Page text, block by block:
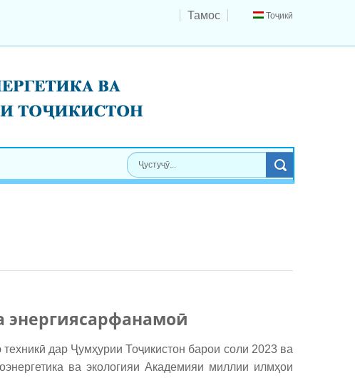
Тоҷикӣ
Тамос
энергиясарфанамоӣ
дар Ҷумҳурии Тоҷикистон барои соли 2023 ва
ва экологияи Академияи миллии илмҳои